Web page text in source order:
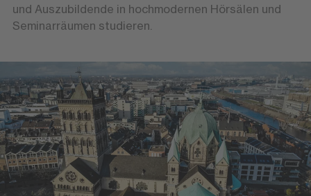
und Auszubildende in hochmodernen Hörsälen und
Seminarräumen studieren.